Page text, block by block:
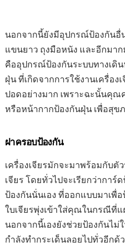
นอกจากนี้ยังมีอุปกรณ์ป้องกันอื่น
แขนยาว ถุงมือหนัง และอีกมา
คืออุปกรณ์ป้องกันระบบทางเดิน
ฝุ่น ที่เกิดจากการใช้งานเครื่อง
หรือหน้ากากป้องกันฝุ่น เพื่อสุข
ฝาครอบป้องกัน
เครื่องเจียรมักจะมาพร้อมกับตั
เจียร โดยทั่วไปจะเรียกว่ากา
ป้องกันนั่นเอง ที่ออกแบบมาเพื่
ใบเจียรพุ่งเข้าใส่คุณในกรณีที่แ